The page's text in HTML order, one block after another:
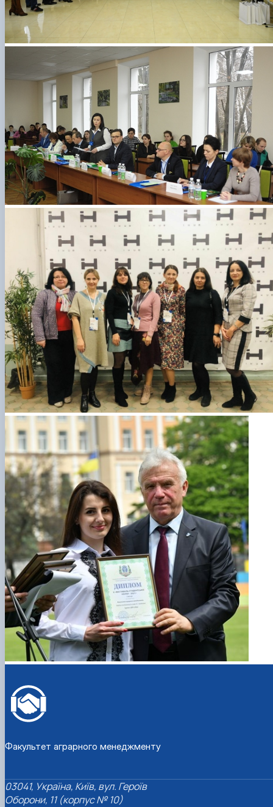
Факультет аграрного менеджменту
03041, Україна, Київ, вул. Героїв
Оборони, 11 (корпус № 10)